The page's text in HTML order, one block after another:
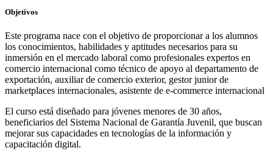
Objetivos
Este programa nace con el objetivo de proporcionar a los alumnos
los conocimientos, habilidades y aptitudes necesarios para su
inmersión en el mercado laboral como profesionales expertos en
comercio internacional como técnico de apoyo al departamento de
exportación, auxiliar de comercio exterior, gestor junior de
marketplaces internacionales, asistente de e‑commerce internacional
El curso está diseñado para jóvenes menores de 30 años,
beneficiarios del Sistema Nacional de Garantía Juvenil, que buscan
mejorar sus capacidades en tecnologías de la información y
capacitación digital.